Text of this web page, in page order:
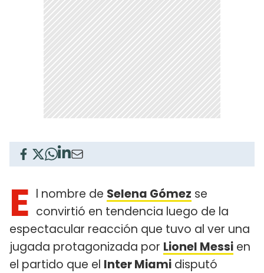
E l nombre de Selena Gómez se
convirtió en tendencia luego de la
espectacular reacción que tuvo al ver una
jugada protagonizada por Lionel Messi en
el partido que el Inter Miami disputó